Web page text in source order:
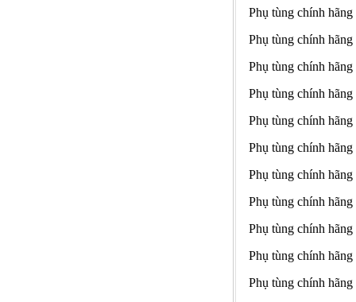
Phụ tùng chính hãng
Phụ tùng chính hãng
Phụ tùng chính hãng
Phụ tùng chính hãng
Phụ tùng chính hãng
Phụ tùng chính hãng
Phụ tùng chính hãng
Phụ tùng chính hãng
Phụ tùng chính hãng
Phụ tùng chính hãng
Phụ tùng chính hãng